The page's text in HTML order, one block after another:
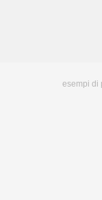
esempi di